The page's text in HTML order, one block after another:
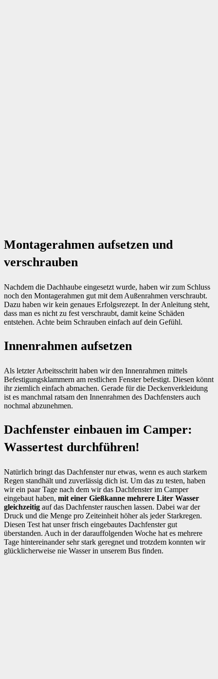
Montagerahmen aufsetzen und
verschrauben
Nachdem die Dachhaube eingesetzt wurde, haben wir zum Schluss
noch den Montagerahmen gut mit dem Außenrahmen verschraubt.
Dazu haben wir kein genaues Erfolgsrezept. In der Anleitung steht,
dass man es nicht zu fest verschraubt, damit keine Schäden
entstehen. Achte beim Schrauben einfach auf dein Gefühl.
Innenrahmen aufsetzen
Als letzter Arbeitsschritt haben wir den Innenrahmen mittels
Befestigungsklammern am restlichen Fenster befestigt. Diesen könnt
ihr ziemlich einfach abmachen. Gerade für die Deckenverkleidung
ist es manchmal ratsam den Innenrahmen des Dachfensters auch
nochmal abzunehmen.
Dachfenster einbauen im Camper:
Wassertest durchführen!
Natürlich bringt das Dachfenster nur etwas, wenn es auch starkem
Regen standhält und zuverlässig dich ist. Um das zu testen, haben
wir ein paar Tage nach dem wir das Dachfenster im Camper
eingebaut haben, mit einer Gießkanne mehrere Liter Wasser
gleichzeitig auf das Dachfenster rauschen lassen. Dabei war der
Druck und die Menge pro Zeiteinheit höher als jeder Starkregen.
Diesen Test hat unser frisch eingebautes Dachfenster gut
überstanden. Auch in der darauffolgenden Woche hat es mehrere
Tage hintereinander sehr stark geregnet und trotzdem konnten wir
glücklicherweise nie Wasser in unserem Bus finden.